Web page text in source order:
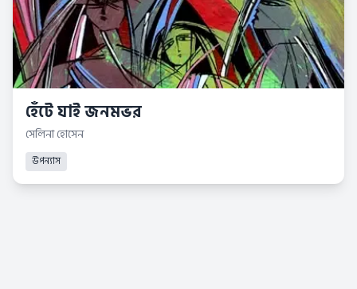
হেঁটে যাই জনমভর
সেলিনা হোসেন
উপন্যাস